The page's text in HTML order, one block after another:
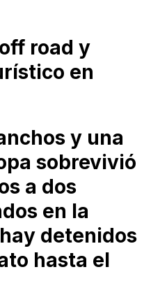
road y
en
y una
sobrevivió
a dos
en la
detenidos
hasta el